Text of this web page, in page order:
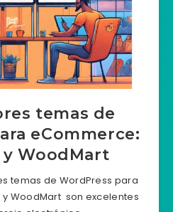
temas de
eCommerce:
y WoodMart
temas de WordPress para
WoodMart son excelentes